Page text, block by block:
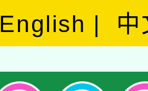
English 中